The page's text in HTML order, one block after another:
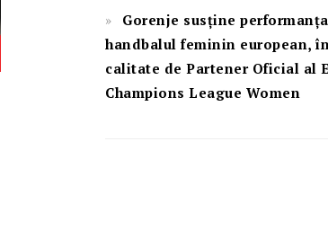
Gorenje susține
handbalul feminin european, în
calitate de Partener Oficial al
Champions League Women